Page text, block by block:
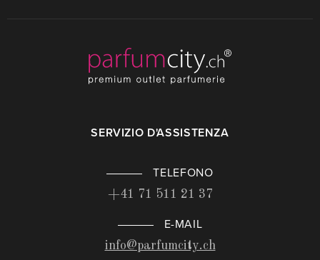
SERVIZIO D'ASSISTENZA
TELEFONO
+41 71 511 21 37
E-MAIL
info@parfumcity.ch